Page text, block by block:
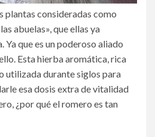
plantas consideradas como
abuelas», que ellas ya
que es un poderoso aliado
Esta hierba aromática, rica
utilizada durante siglos para
esa dosis extra de vitalidad
¿por qué el romero es tan